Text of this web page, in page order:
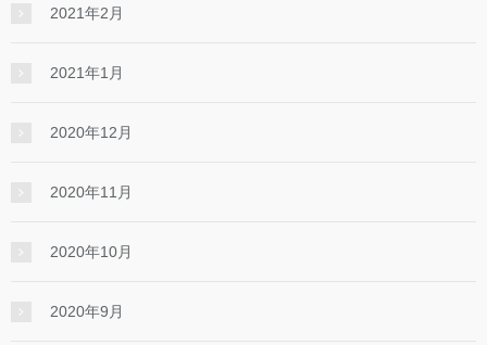
2021年2月
2021年1月
2020年12月
2020年11月
2020年10月
2020年9月